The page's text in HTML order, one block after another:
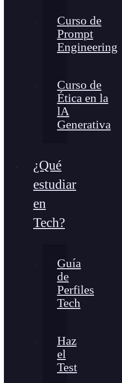
Curso de
Prompt
Engineering
Curso de
Ética en la
lA
Generativa
¿Qué
estudiar
en
Tech?
Guía
de
Perfiles
Tech
Haz
el
Test